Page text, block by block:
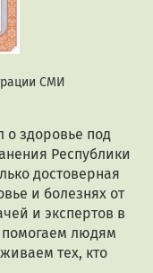
СМИ
о здоровье под
Республики
достоверная
и болезнях от
и экспертов в
людям
тех, кто